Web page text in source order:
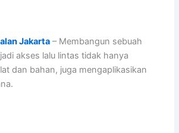
Jakarta – Membangun sebuah
akses lalu lintas tidak hanya
dan bahan, juga mengaplikasikan